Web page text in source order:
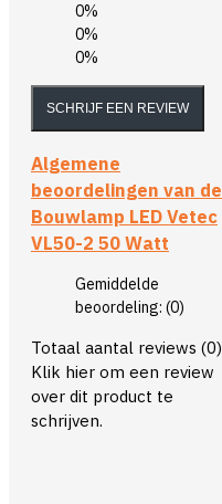
0%
0%
0%
SCHRIJF EEN REVIEW
Algemene
beoordelingen van de
Bouwlamp LED Vetec
VL50-2 50 Watt
Gemiddelde
beoordeling: (0)
Totaal aantal reviews (0)
Klik hier om een review
over dit product te
schrijven.